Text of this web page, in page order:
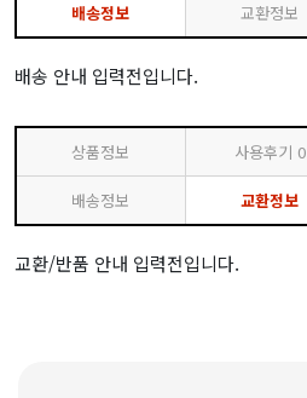
배송정보 교환정보
배송 안내 입력전입니다.
상품정보 사용후기 0
배송정보 교환정보
교환/반품 안내 입력전입니다.